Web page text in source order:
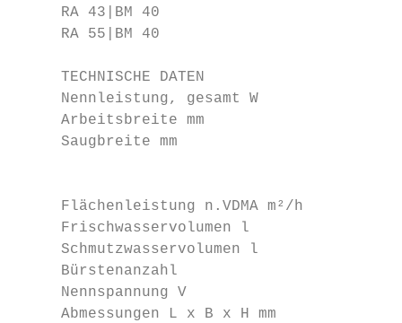
     RA 43|BM 40
     RA 55|BM 40
TECHNISCHE DATEN
Nennleistung, gesamt W
Arbeitsbreite mm
Saugbreite mm
Flächenleistung n.VDMA m²/h
Frischwasservolumen l
Schmutzwasservolumen l
Bürstenanzahl                       1
Nennspannung V
Abmessungen L x B x H mm